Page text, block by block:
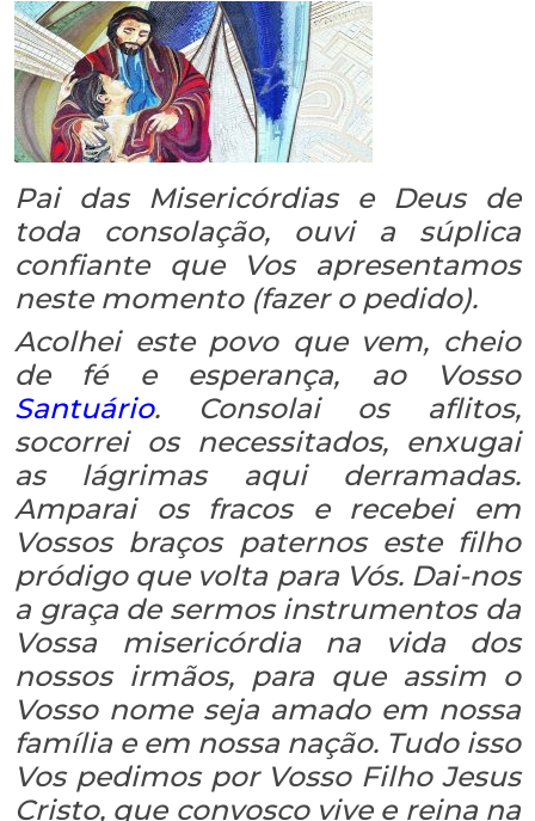
Pai das Misericórdias e Deus de
toda consolação, ouvi a súplica
confiante que Vos apresentamos
neste momento (fazer o pedido).
Acolhei este povo que vem, cheio
de fé e esperança, ao Vosso
Santuário. Consolai os aflitos,
socorrei os necessitados, enxugai
as lágrimas aqui derramadas.
Amparai os fracos e recebei em
Vossos braços paternos este filho
pródigo que volta para Vós. Dai-nos
a graça de sermos instrumentos da
Vossa misericórdia na vida dos
nossos irmãos, para que assim o
Vosso nome seja amado em nossa
família e em nossa nação. Tudo isso
Vos pedimos por Vosso Filho Jesus
Cristo, que convosco vive e reina na